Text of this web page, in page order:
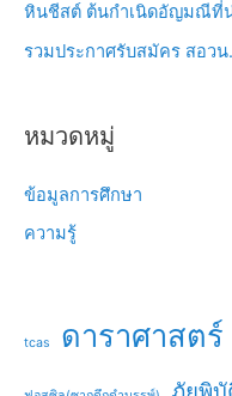
:
หินชีสต์ ต้นกำเนิดอัญมณีที่
รวมประกาศรับสมัคร สอว
หมวดหมู่
ข้อมูลการศึกษา
ความรู้
tcas ดาราศาสตร์